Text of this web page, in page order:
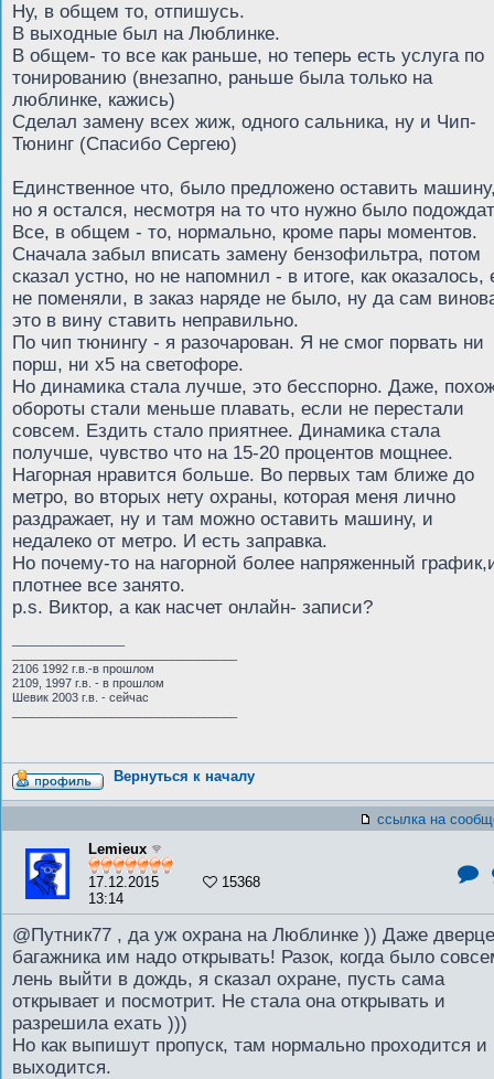
Ну, в общем то, отпишусь.
В выходные был на Люблинке.
В общем- то все как раньше, но теперь есть услуга по
тонированию (внезапно, раньше была только на
люблинке, кажись)
Сделал замену всех жиж, одного сальника, ну и Чип-
Тюнинг (Спасибо Сергею)
Единственное что, было предложено оставить
но я остался, несмотря на то что нужно было
Все, в общем - то, нормально, кроме пары моментов.
Сначала забыл вписать замену бензофильтра, потом
сказал устно, но не напомнил - в итоге, как оказалось,
не поменяли, в заказ наряде не было, ну да сам
это в вину ставить неправильно.
По чип тюнингу - я разочарован. Я не смог порвать ни
порш, ни х5 на светофоре.
Но динамика стала лучше, это бесспорно. Даже,
обороты стали меньше плавать, если не перестали
совсем. Ездить стало приятнее. Динамика стала
получше, чувство что на 15-20 процентов мощнее.
Нагорная нравится больше. Во первых там ближе до
метро, во вторых нету охраны, которая меня лично
раздражает, ну и там можно оставить машину, и
недалеко от метро. И есть заправка.
Но почему-то на нагорной более напряженный
плотнее все занято.
p.s. Виктор, а как насчет онлайн- записи?
2106 1992 г.в.-в прошлом
2109, 1997 г.в. - в прошлом
Шевик 2003 г.в. - сейчас
Вернуться к началу
ссылка на
Lemieux
17.12.2015
13:14
15368
@Путник77 , да уж охрана на Люблинке )) Даже дверце
багажника им надо открывать! Разок, когда было
лень выйти в дождь, я сказал охране, пусть сама
открывает и посмотрит. Не стала она открывать и
разрешила ехать )))
Но как выпишут пропуск, там нормально проходится и
выходится.